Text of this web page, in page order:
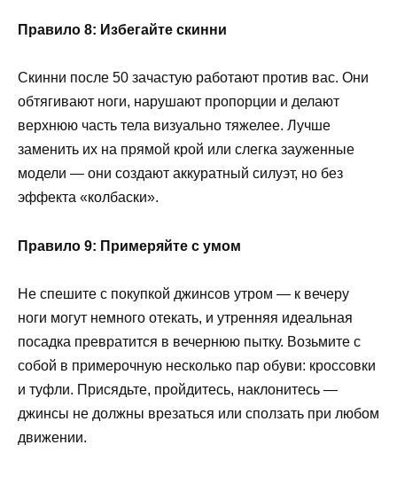
Правило 8: Избегайте скинни
Скинни после 50 зачастую работают против вас. Они
обтягивают ноги, нарушают пропорции и делают
верхнюю часть тела визуально тяжелее. Лучше
заменить их на прямой крой или слегка зауженные
модели — они создают аккуратный силуэт, но без
эффекта «колбаски».
Правило 9: Примеряйте с умом
Не спешите с покупкой джинсов утром — к вечеру
ноги могут немного отекать, и утренняя идеальная
посадка превратится в вечернюю пытку. Возьмите с
собой в примерочную несколько пар обуви: кроссовки
и туфли. Присядьте, пройдитесь, наклонитесь —
джинсы не должны врезаться или сползать при любом
движении.